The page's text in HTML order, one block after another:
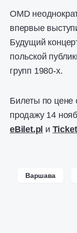
OMD
впервые
Будущий
польской
групп 1980-х.
Билеты по цене
продажу 14
eBilet.pl и
Варшава